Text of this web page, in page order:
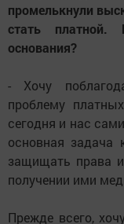
промелькнули
стать
основания?
- Хочу
проблему
сегодня и нас
основная задача
защищать права
получении ими
Прежде всего,